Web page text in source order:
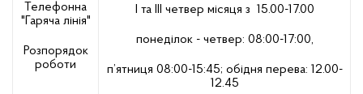
Телефонна
"Гаряча лінія"
Розпорядок
роботи
I та III четвер місяця з 15.00-17.00
понеділок - четвер: 08:00-17:00,
п’ятниця 08:00-15:45; обідня перева: 12.00-
12.45